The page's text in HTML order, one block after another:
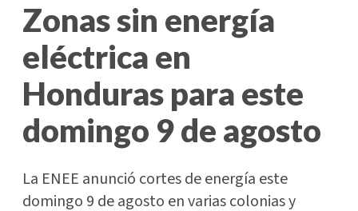
Zonas sin energía
eléctrica en
Honduras para este
domingo 9 de agosto
La ENEE anunció cortes de energía este
domingo 9 de agosto en varias colonias y